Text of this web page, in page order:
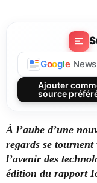
Google News
Ajouter
source
À l’aube d’une
regards se
l’avenir des
édition du rapport